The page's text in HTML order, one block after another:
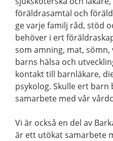
föräldrasamtal och
ge varje familj råd, stöd
behöver i ert
som amning, mat,
barns hälsa och
kontakt till barnläkare,
psykolog. Skulle ert barn
samarbete med vår
Vi är också en del av
är ett utökat samarbete